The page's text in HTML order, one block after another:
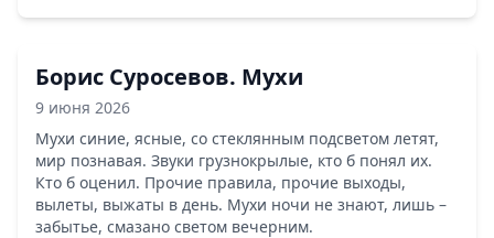
Борис Суросевов. Мухи
9 июня 2026
Мухи синие, ясные, со стеклянным подсветом летят,
мир познавая. Звуки грузнокрылые, кто б понял их.
Кто б оценил. Прочие правила, прочие выходы,
вылеты, выжаты в день. Мухи ночи не знают, лишь –
забытье, смазано светом вечерним.